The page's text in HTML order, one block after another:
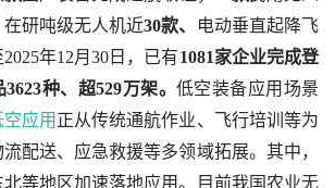
研吨级无人机近30款、
电动垂直起降飞
年12月30日，已有1081家企业完成登
种、超529万架。 低空装备应用场景
空应用 正从传统通航作业、飞行培训等为
配送、应急救援等多领域拓展。其中，
等地区加速落地应用。目前我国农业无